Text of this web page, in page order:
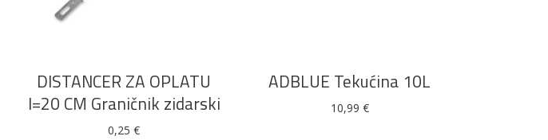
DODAJ U KOŠARICU
DISTANCER ZA OPLATU
I=20 CM Graničnik zidarski
0,25€
ADBLUE Tekućina 10L
10,99 €